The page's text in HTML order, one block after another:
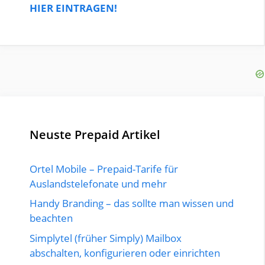
HIER EINTRAGEN!
Neuste Prepaid Artikel
Ortel Mobile – Prepaid-Tarife für
Auslandstelefonate und mehr
Handy Branding – das sollte man wissen und
beachten
Simplytel (früher Simply) Mailbox
abschalten, konfigurieren oder einrichten